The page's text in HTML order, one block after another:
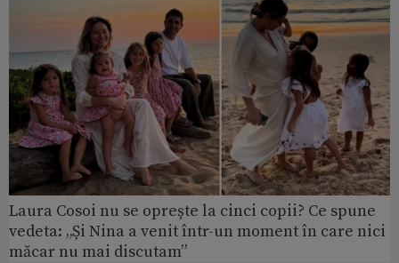
Laura Cosoi nu se oprește la cinci copii? Ce spune
vedeta: „Și Nina a venit într-un moment în care nici
măcar nu mai discutam”